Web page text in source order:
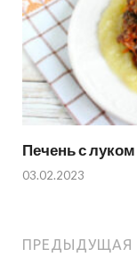
Печень с
03.02.2023
ПРЕДЫДУЩАЯ